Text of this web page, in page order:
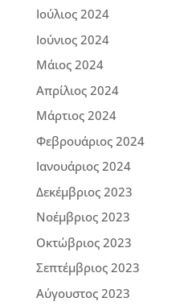
Ιούλιος 2024
Ιούνιος 2024
Μάιος 2024
Απρίλιος 2024
Μάρτιος 2024
Φεβρουάριος 2024
Ιανουάριος 2024
Δεκέμβριος 2023
Νοέμβριος 2023
Οκτώβριος 2023
Σεπτέμβριος 2023
Αύγουστος 2023